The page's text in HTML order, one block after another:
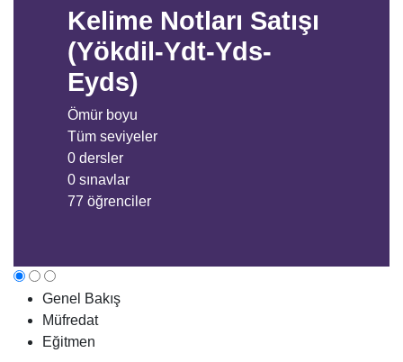
Kelime Notları Satışı
(Yökdil-Ydt-Yds-
Eyds)
Ömür boyu
Tüm seviyeler
0 dersler
0 sınavlar
77 öğrenciler
Genel Bakış
Müfredat
Eğitmen